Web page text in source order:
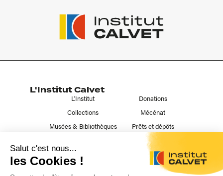
L'Institut Calvet
L'Institut
Collections
Musées & Bibliothèques
Donations
Mécénat
Prêts et dépôts
Liens utiles